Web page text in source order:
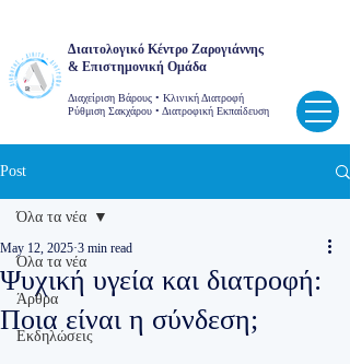
Διαιτολογικό Κέντρο Ζαρογιάννης
& Επιστημονική Ομάδα
Διαχείριση Βάρους • Κλινική Διατροφή
Ρύθμιση Σακχάρου • Διατροφική Εκπαίδευση
Post
Όλα τα νέα
Άρθρα
Εκδηλώσεις
Όλα τα νέα
Ψυχική υγεία και διατροφή:
Ποια είναι η σύνδεση;
May 12, 2025 3 min read